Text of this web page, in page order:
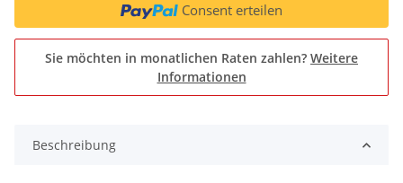
Consent erteilen
Sie möchten in monatlichen Raten zahlen? Weitere
Informationen
Beschreibung